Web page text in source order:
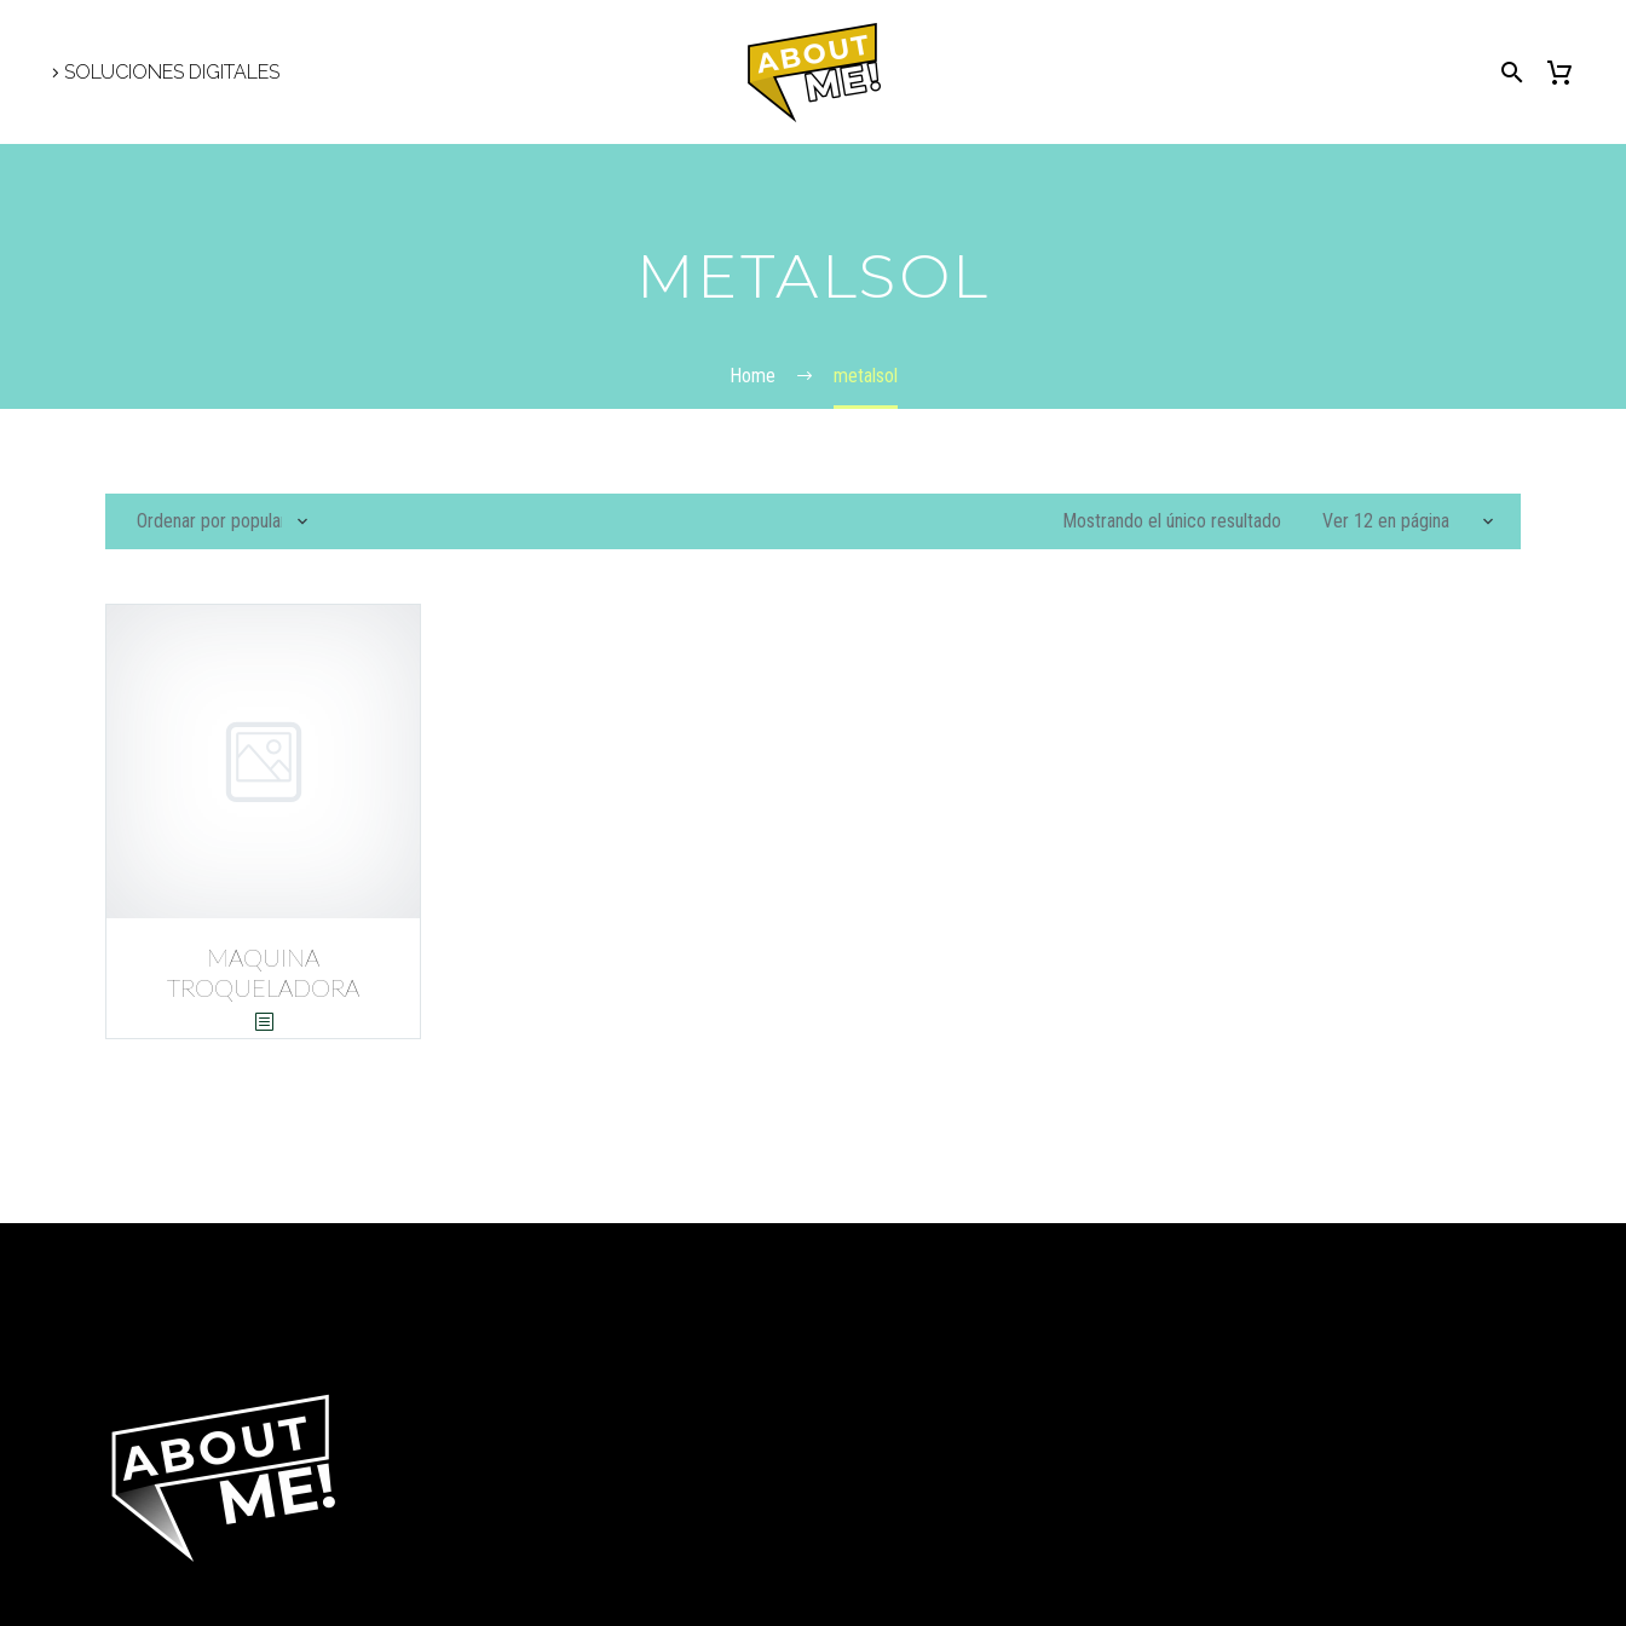
SOLUCIONES DIGITALES
METALSOL
Home metalsol
Ordenar por popularidad Ver 12 en página
Mostrando el único resultado
MAQUINA
TROQUELADORA